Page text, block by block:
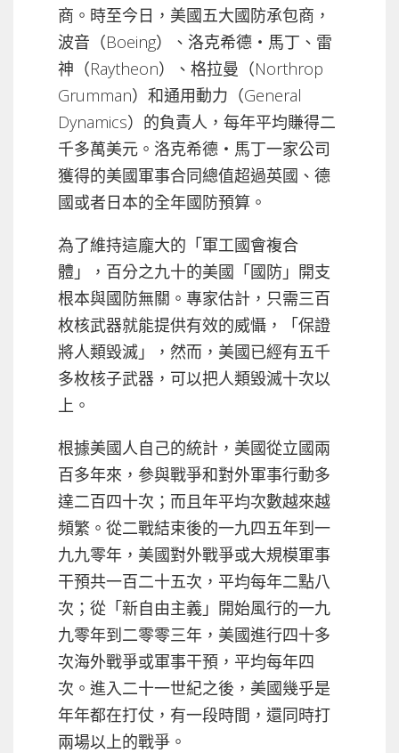
商。時至今日，美國五大國防承包商，
波音（Boeing）、洛克希德‧馬丁、雷
神（Raytheon）、格拉曼（Northrop
Grumman）和通用動力（General
Dynamics）的負責人，每年平均賺得二
千多萬美元。洛克希德‧馬丁一家公司
獲得的美國軍事合同總值超過英國、德
國或者日本的全年國防預算。
為了維持這龐大的「軍工國會複合
體」，百分之九十的美國「國防」開支
根本與國防無關。專家估計，只需三百
枚核武器就能提供有效的威懾，「保證
將人類毀滅」，然而，美國已經有五千
多枚核子武器，可以把人類毀滅十次以
上。
根據美國人自己的統計，美國從立國兩
百多年來，參與戰爭和對外軍事行動多
達二百四十次；而且年平均次數越來越
頻繁。從二戰結束後的一九四五年到一
九九零年，美國對外戰爭或大規模軍事
干預共一百二十五次，平均每年二點八
次；從「新自由主義」開始風行的一九
九零年到二零零三年，美國進行四十多
次海外戰爭或軍事干預，平均每年四
次。進入二十一世紀之後，美國幾乎是
年年都在打仗，有一段時間，還同時打
兩場以上的戰爭。